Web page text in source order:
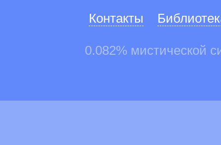
Контакты
0.082% мистической